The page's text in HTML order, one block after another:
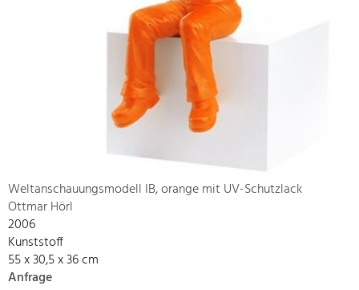
Weltanschauungsmodell IB, orange mit UV-Schutzlack
Ottmar Hörl
2006
Kunststoff
55 x 30,5 x 36 cm
Anfrage